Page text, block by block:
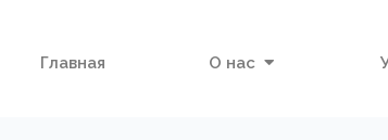
Главная О нас